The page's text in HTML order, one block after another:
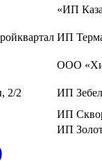
«ИП
ИП
ООО
2/2
ИП
ИП
ИП